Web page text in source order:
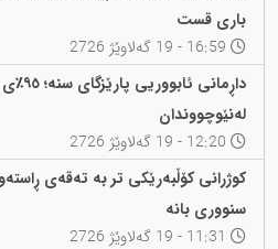
باری قست
لەنێوچووندان
کوژرانی کۆڵبەرێکی تر بە تەقەی
سنووری بانه